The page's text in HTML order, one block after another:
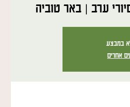
ערב | באר טוביה
במבצע
אחרים